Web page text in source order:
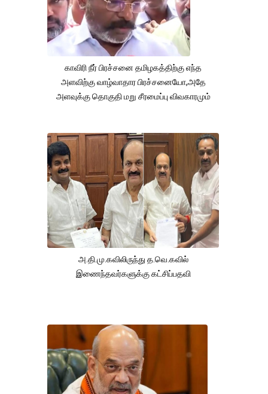
காவிரி நீர் பிரச்சனை தமிழகத்திற்கு எந்த
அளவிற்கு வாழ்வாதார பிரச்சனையோ,அதே
அளவுக்கு தொகுதி மறு சீரமைப்பு விவகாரமும்
அ.தி.மு.கவிலிருந்து த.வெ.கவில்
இணைந்தவர்களுக்கு கட்சிப்பதவி